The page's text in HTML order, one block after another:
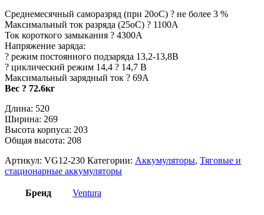
Среднемесячный саморазряд (при 20оС) ? не более 3 %
Максимальный ток разряда (25оС) ? 1100А
Ток короткого замыкания ? 4300А
Напряжение заряда:
? режим постоянного подзаряда 13,2-13,8В
? циклический режим 14,4 ? 14,7 В
Максимальный зарядный ток ? 69А
Вес ? 72.6кг
Длина: 520
Ширина: 269
Высота корпуса: 203
Общая высота: 208
Артикул: VG12-230 Категории: Аккумуляторы, Тяговые и
стационарные аккумуляторы
Бренд Ventura